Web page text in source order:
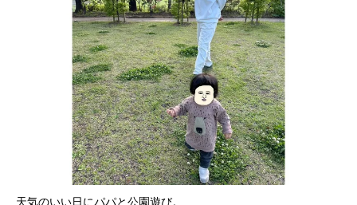
天気のいい日にパパと公園遊び。